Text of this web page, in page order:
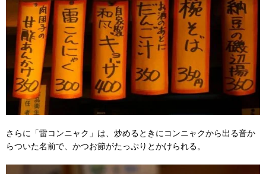
さらに「雷コンニャク」は、炒めるときにコンニャクから出る音か
らついた名前で、かつお節がたっぷりとかけられる。